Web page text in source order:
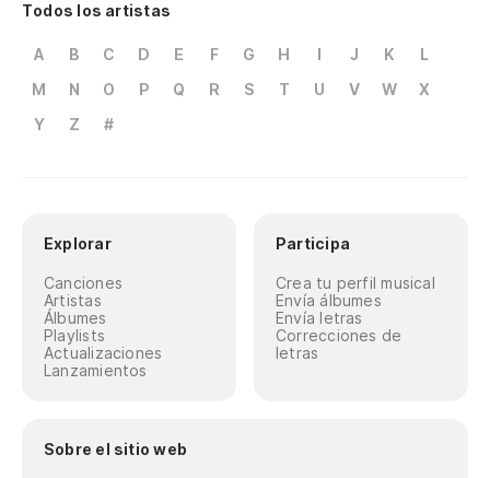
Todos los artistas
A B C D E F G H I J K
L
M
N O P Q R S T U V W
X
Y
Z #
Explorar
Canciones
Artistas
Álbumes
Playlists
Actualizaciones
Lanzamientos
Participa
Crea tu perfil musical
Envía álbumes
Envía letras
Correcciones de
letras
Sobre el sitio web